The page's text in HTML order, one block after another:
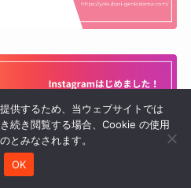
供するため、当ウェブサイトでは
続き閲覧する場合、Cookie の使用
とみなされます。
OK